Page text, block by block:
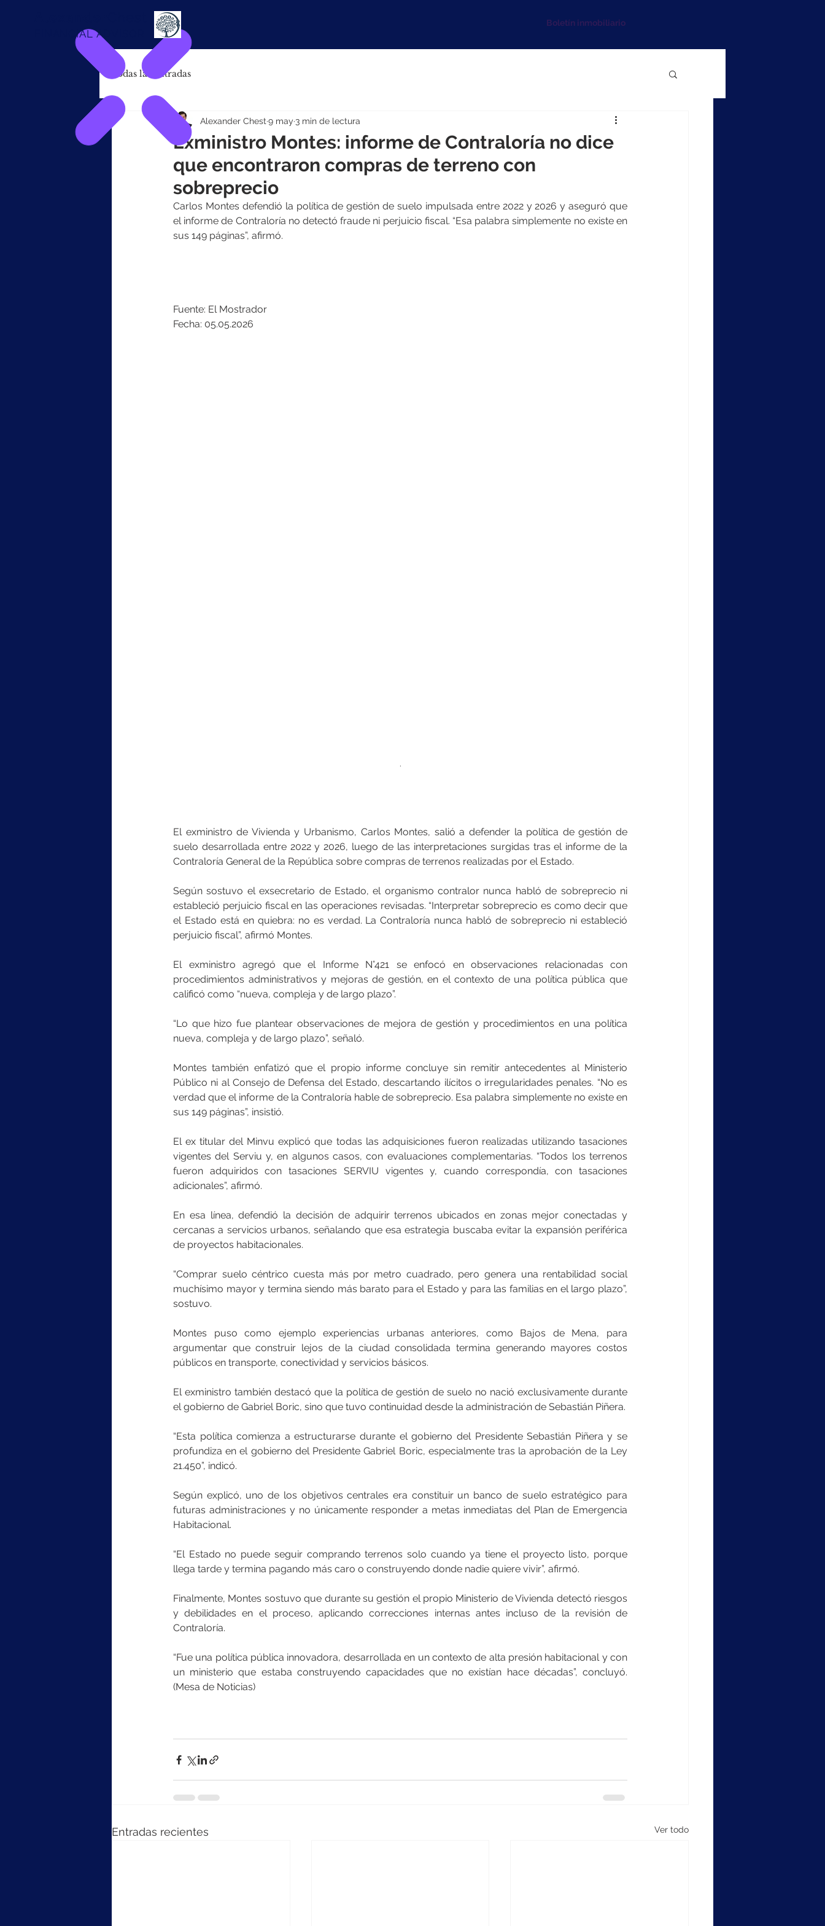
FINANCIAL ADVISOR
Boletín inmobiliario
Todas las entradas
Exministro Montes: informe de Contraloría no dice
que encontraron compras de terreno con
sobreprecio
Alexander Chest 9 may 3 min de lectura
Carlos Montes defendió la política de gestión de suelo impulsada entre 2022 y 2026 y aseguró que
el informe de Contraloría no detectó fraude ni perjuicio fiscal. “Esa palabra simplemente no existe en
sus 149 páginas”, afirmó.
Fuente: El Mostrador
Fecha: 05.05.2026
.
El exministro de Vivienda y Urbanismo, Carlos Montes, salió a defender la política de gestión de
suelo desarrollada entre 2022 y 2026, luego de las interpretaciones surgidas tras el informe de la
Contraloría General de la República sobre compras de terrenos realizadas por el Estado.
Según sostuvo el exsecretario de Estado, el organismo contralor nunca habló de sobreprecio ni
estableció perjuicio fiscal en las operaciones revisadas. “Interpretar sobreprecio es como decir que
el Estado está en quiebra: no es verdad. La Contraloría nunca habló de sobreprecio ni estableció
perjuicio fiscal”, afirmó Montes.
El exministro agregó que el Informe N°421 se enfocó en observaciones relacionadas con
procedimientos administrativos y mejoras de gestión, en el contexto de una política pública que
calificó como “nueva, compleja y de largo plazo”.
“Lo que hizo fue plantear observaciones de mejora de gestión y procedimientos en una política
nueva, compleja y de largo plazo”, señaló.
Montes también enfatizó que el propio informe concluye sin remitir antecedentes al Ministerio
Público ni al Consejo de Defensa del Estado, descartando ilícitos o irregularidades penales. “No es
verdad que el informe de la Contraloría hable de sobreprecio. Esa palabra simplemente no existe en
sus 149 páginas”, insistió.
El ex titular del Minvu explicó que todas las adquisiciones fueron realizadas utilizando tasaciones
vigentes del Serviu y, en algunos casos, con evaluaciones complementarias. “Todos los terrenos
fueron adquiridos con tasaciones SERVIU vigentes y, cuando correspondía, con tasaciones
adicionales”, afirmó.
En esa línea, defendió la decisión de adquirir terrenos ubicados en zonas mejor conectadas y
cercanas a servicios urbanos, señalando que esa estrategia buscaba evitar la expansión periférica
de proyectos habitacionales.
“Comprar suelo céntrico cuesta más por metro cuadrado, pero genera una rentabilidad social
muchísimo mayor y termina siendo más barato para el Estado y para las familias en el largo plazo”,
sostuvo.
Montes puso como ejemplo experiencias urbanas anteriores, como Bajos de Mena, para
argumentar que construir lejos de la ciudad consolidada termina generando mayores costos
públicos en transporte, conectividad y servicios básicos.
El exministro también destacó que la política de gestión de suelo no nació exclusivamente durante
el gobierno de Gabriel Boric, sino que tuvo continuidad desde la administración de Sebastián Piñera.
“Esta política comienza a estructurarse durante el gobierno del Presidente Sebastián Piñera y se
profundiza en el gobierno del Presidente Gabriel Boric, especialmente tras la aprobación de la Ley
21.450”, indicó.
Según explicó, uno de los objetivos centrales era constituir un banco de suelo estratégico para
futuras administraciones y no únicamente responder a metas inmediatas del Plan de Emergencia
Habitacional.
“El Estado no puede seguir comprando terrenos solo cuando ya tiene el proyecto listo, porque
llega tarde y termina pagando más caro o construyendo donde nadie quiere vivir”, afirmó.
Finalmente, Montes sostuvo que durante su gestión el propio Ministerio de Vivienda detectó riesgos
y debilidades en el proceso, aplicando correcciones internas antes incluso de la revisión de
Contraloría.
“Fue una política pública innovadora, desarrollada en un contexto de alta presión habitacional y con
un ministerio que estaba construyendo capacidades que no existían hace décadas”, concluyó.
(Mesa de Noticias)
Entradas recientes Ver todo